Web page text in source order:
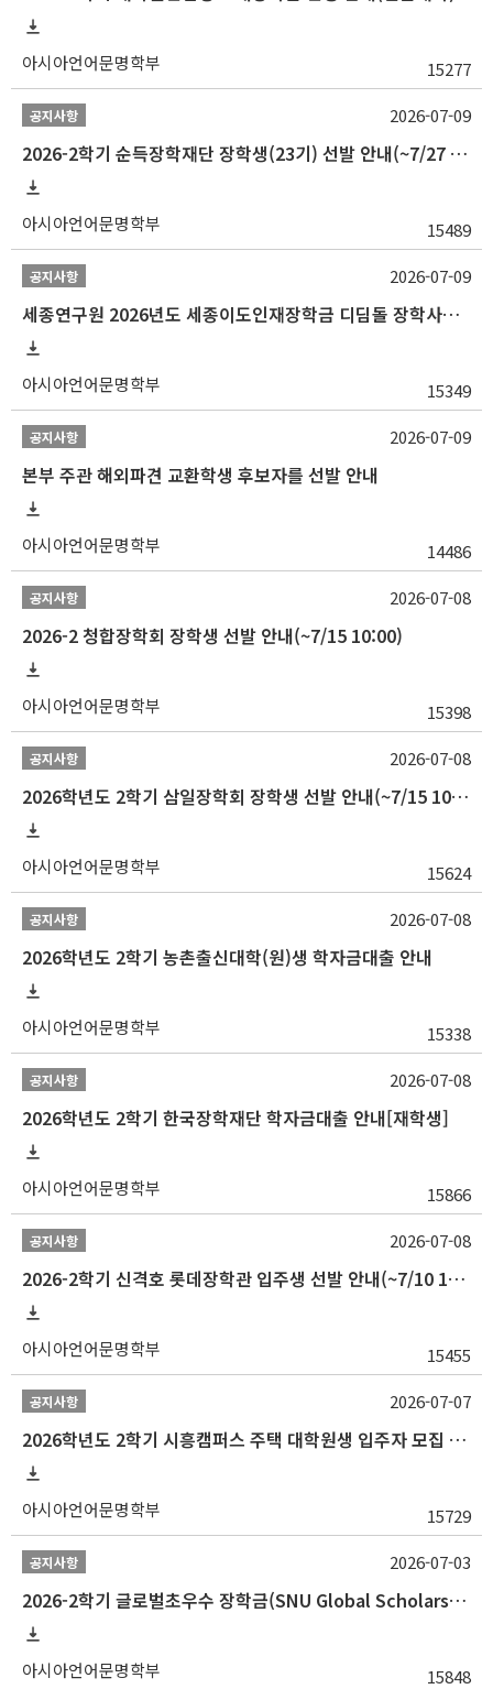
아시아언어문명학부 15277
공지사항
2026-2학기 순득장학재단 장학생(23기) 선발 안내(~7/27 10:00)
아시아언어문명학부 15489
2026-07-09
공지사항
세종연구원 2026년도 세종이도인재장학금 디딤돌 장학사업 학자금대출 관련분야(원금상환, 이자지원) 신청 사업 안내
아시아언어문명학부 15349
2026-07-09
공지사항
본부 주관 해외파견 교환학생 후보자를 선발 안내
아시아언어문명학부 14486
2026-07-09
공지사항
2026-2 청합장학회 장학생 선발 안내(~7/15 10:00)
아시아언어문명학부 15398
2026-07-08
공지사항
2026학년도 2학기 삼일장학회 장학생 선발 안내(~7/15 10:00)
아시아언어문명학부 15624
2026-07-08
공지사항
2026학년도 2학기 농촌출신대학(원)생 학자금대출 안내
아시아언어문명학부 15338
2026-07-08
공지사항
2026학년도 2학기 한국장학재단 학자금대출 안내[재학생]
아시아언어문명학부 15866
2026-07-08
공지사항
2026-2학기 신격호 롯데장학관 입주생 선발 안내(~7/10 10:00)
아시아언어문명학부 15455
2026-07-08
공지사항
2026학년도 2학기 시흥캠퍼스 주택 대학원생 입주자 모집 안내
아시아언어문명학부 15729
2026-07-07
공지사항
2026-2학기 글로벌초우수 장학금(SNU Global Scholarship, GS) 신청 안내(~7/12 23:00)
아시아언어문명학부 15848
2026-07-03